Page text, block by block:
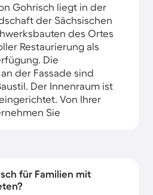
Gohrisch liegt in der
der Sächsischen
des Ortes
Restaurierung als
Die
der Fassade sind
Der Innenraum ist
Von Ihrer
Sie
für Familien mit